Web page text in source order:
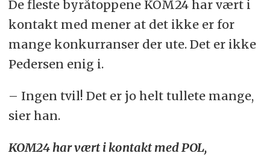
De fleste byråtoppene KOM24 har vært i
kontakt med mener at det ikke er for
mange konkurranser der ute. Det er ikke
Pedersen enig i.
– Ingen tvil! Det er jo helt tullete mange,
sier han.
KOM24 har vært i kontakt med POL,